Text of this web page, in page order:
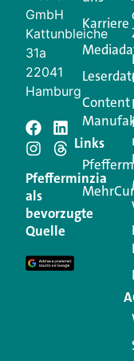
Jetzt
Ihre E-Mail-
Erforderliche
Kommentar
GmbH
Kattunbleiche
31a
22041
Hamburg
Pfefferminzia
als
bevorzugte
Quelle
Karriere
Content
Links